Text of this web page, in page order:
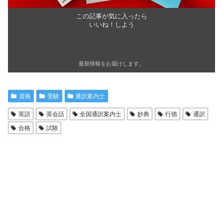
この記事が気に入ったら
いいね！しよう
最新情報をお届けします。
資格 受験 通訳案内士
英語 英会話 全国通訳案内士 妙典 行徳
通訳
合格
試験